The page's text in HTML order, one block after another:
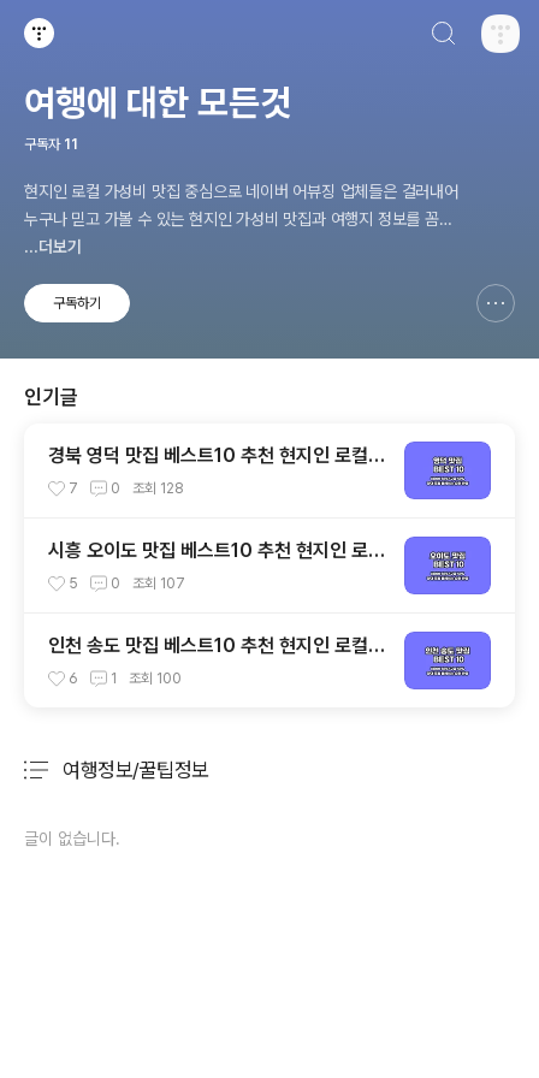
여행에 대한 모든것
구독자 11
현지인 로컬 가성비 맛집 중심으로 네이버 어뷰징 업체들은 걸러내어
누구나 믿고 가볼 수 있는 현지인 가성비 맛집과 여행지 정보를 꼼꼼
하게 비교 분석하여 여러분께 투명하게 소개해드리는 여행 맛집 전문
...더보기
구독하기
인기글
경북 영덕 맛집 베스트10 추천 현지인 로컬
식당
7 0 조회 128
시흥 오이도 맛집 베스트10 추천 현지인 로컬
식당
5 0 조회 107
인천 송도 맛집 베스트10 추천 현지인 로컬
식당
6 1 조회 100
여행정보/꿀팁정보
글이 없습니다.